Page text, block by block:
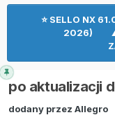
⭐ SELLO NX
2026)
po aktualizacji
dodany przez Allegro